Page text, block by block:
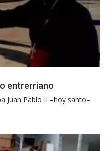
entrerriano
Juan Pablo II –hoy santo–